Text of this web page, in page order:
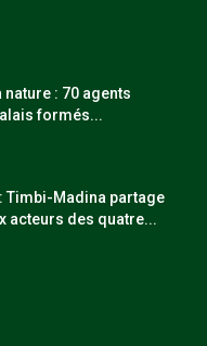
: 70 agents
formés...
Timbi-Madina partage
acteurs des quatre...